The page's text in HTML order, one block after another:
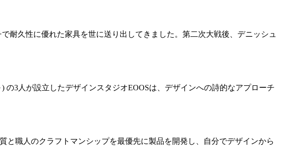
耐久性に優れた家具を世に送り出してきました。第二次大戦後、デニッシュ
の3人が設立したデザインスタジオEOOSは、デザインへの詩的なアプローチ
職人のクラフトマンシップを最優先に製品を開発し、自分でデザインから